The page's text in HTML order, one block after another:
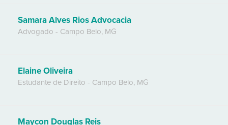
Samara Alves Rios Advocacia
Advogado - Campo Belo, MG
Elaine Oliveira
Estudante de Direito - Campo Belo, MG
Maycon Douglas Reis